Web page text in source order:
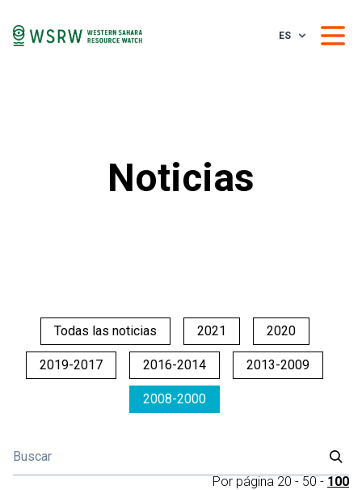
ES
Noticias
Todas las noticias 2021 2020
2019-2017 2016-2014 2013-2009
2008-2000
Por página 20 - 50 - 100